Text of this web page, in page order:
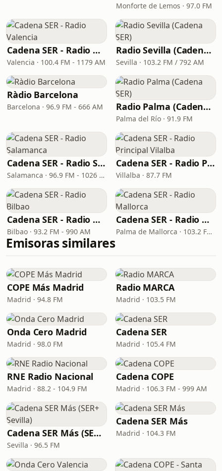
Monforte de Lemos · 97.0 FM
Cadena SER - Radio Valencia
Valencia · 100.4 FM - 1179 AM
Radio Sevilla (Cadena SER)
Sevilla · 103.2 FM / 792 AM
Ràdio Barcelona
Barcelona · 96.9 FM - 666 AM Radio Palma (Cadena SER)
Palma del Río · 91.9 FM
Cadena SER - Radio Salamanca
Salamanca · 96.9 FM - 1026 AM
Cadena SER - Radio Principal Vilalba
Villalba · 87.7 FM
Cadena SER - Radio Bilbao
Bilbao · 93.2 FM - 990 AM
Cadena SER - Radio Mallorca
Palma de Mallorca · 103.2 FM, 1080 AM
Emisoras similares
COPE Más Madrid
Madrid · 94.8 FM
Radio MARCA
Madrid · 103.5 FM
Onda Cero Madrid
Madrid · 98.0 FM
Cadena SER
Madrid · 105.4 FM
RNE Radio Nacional
Madrid · 88.2 - 104.9 FM
Cadena COPE
Madrid · 106.3 FM - 999 AM
Cadena SER Más (SER+ Sevilla)
Sevilla · 96.5 FM
Cadena SER Más
Madrid · 104.3 FM